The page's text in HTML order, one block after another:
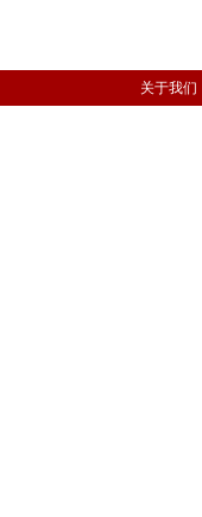
关于我们